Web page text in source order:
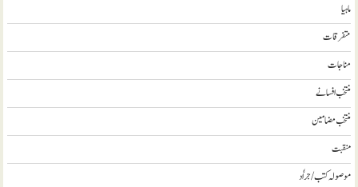
ماہیا
متفرقات
مناجات
منتخب افسانے
منتخب مضامين
منقبت
موصولہ کتب / جراٗد